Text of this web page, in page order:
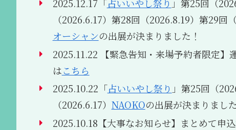
2025.12.17「占いいやし祭り 」第25回（
（2026.6.17）第28回（2026.8.19）第29回
オーシャンの出展が決まりました！
2025.11.22 【緊急告知・来場予約者限定】
はこちら
2025.10.22「占いいやし祭り 」第25回（
（2026.6.17） NAOKOの出展が決まりまし
2025.10.18【大事なお知らせ】まとめて申